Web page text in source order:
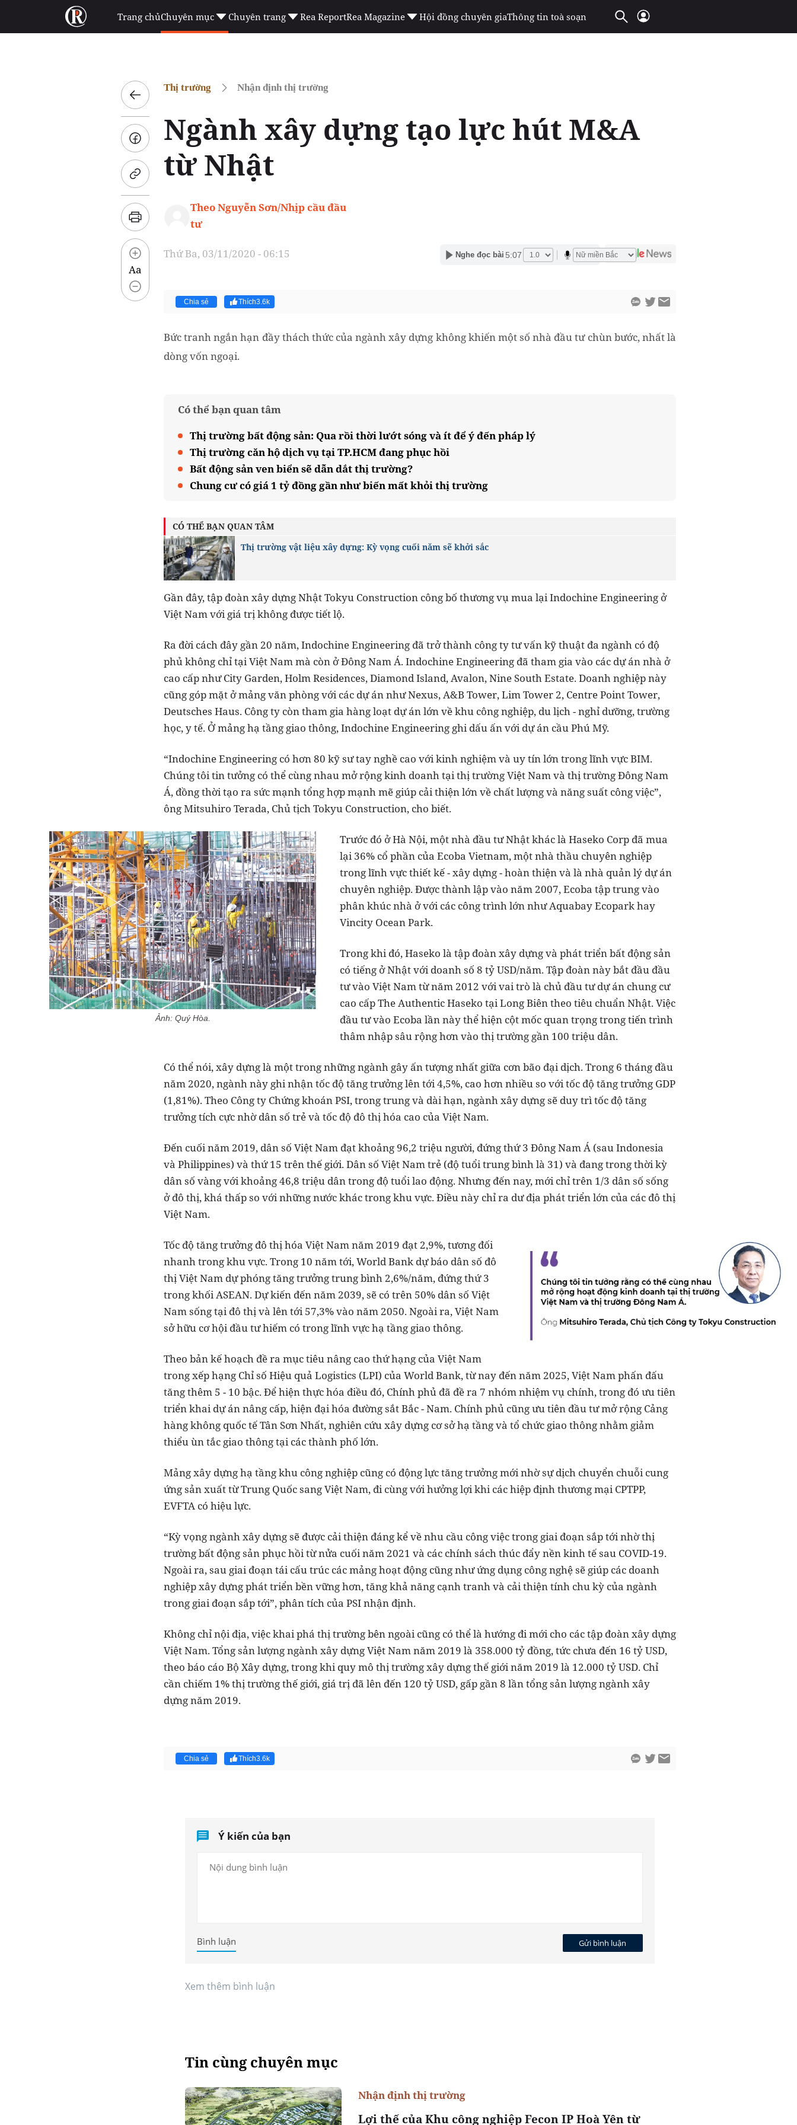
Trang chủChuyên mục Chuyên trang Rea ReportRea Magazine Hội đồng chuyên giaThông tin toà soạn
Aa
Thị trường Nhận định thị trường
Ngành xây dựng tạo lực hút M&A
từ Nhật
Theo Nguyễn Sơn/Nhịp cầu đầu
tư
Thứ Ba, 03/11/2020 - 06:15 Nghe đọc bài 5:07
Chia sẻ Thích3.6k
Bức tranh ngắn hạn đầy thách thức của ngành xây dựng không khiến một số nhà đầu tư chùn bước, nhất là
dòng vốn ngoại.
Có thể bạn quan tâm
Thị trường bất động sản: Qua rồi thời lướt sóng và ít để ý đến pháp lý
Thị trường căn hộ dịch vụ tại TP.HCM đang phục hồi
Bất động sản ven biển sẽ dẫn dắt thị trường?
Chung cư có giá 1 tỷ đồng gần như biến mất khỏi thị trường
CÓ THỂ BẠN QUAN TÂM
Thị trường vật liệu xây dựng: Kỳ vọng cuối năm sẽ khởi sắc
Gần đây, tập đoàn xây dựng Nhật Tokyu Construction công bố thương vụ mua lại Indochine Engineering ở
Việt Nam với giá trị không được tiết lộ.
Ra đời cách đây gần 20 năm, Indochine Engineering đã trở thành công ty tư vấn kỹ thuật đa ngành có độ
phủ không chỉ tại Việt Nam mà còn ở Đông Nam Á. Indochine Engineering đã tham gia vào các dự án nhà ở
cao cấp như City Garden, Holm Residences, Diamond Island, Avalon, Nine South Estate. Doanh nghiệp này
cũng góp mặt ở mảng văn phòng với các dự án như Nexus, A&B Tower, Lim Tower 2, Centre Point Tower,
Deutsches Haus. Công ty còn tham gia hàng loạt dự án lớn về khu công nghiệp, du lịch - nghỉ dưỡng, trường
học, y tế. Ở mảng hạ tầng giao thông, Indochine Engineering ghi dấu ấn với dự án cầu Phú Mỹ.
“Indochine Engineering có hơn 80 kỹ sư tay nghề cao với kinh nghiệm và uy tín lớn trong lĩnh vực BIM.
Chúng tôi tin tưởng có thể cùng nhau mở rộng kinh doanh tại thị trường Việt Nam và thị trường Đông Nam
Á, đồng thời tạo ra sức mạnh tổng hợp mạnh mẽ giúp cải thiện lớn về chất lượng và năng suất công việc”,
ông Mitsuhiro Terada, Chủ tịch Tokyu Construction, cho biết.
Ảnh: Quý Hòa.
Trước đó ở Hà Nội, một nhà đầu tư Nhật khác là Haseko Corp đã mua
lại 36% cổ phần của Ecoba Vietnam, một nhà thầu chuyên nghiệp
trong lĩnh vực thiết kế - xây dựng - hoàn thiện và là nhà quản lý dự án
chuyên nghiệp. Được thành lập vào năm 2007, Ecoba tập trung vào
phân khúc nhà ở với các công trình lớn như Aquabay Ecopark hay
Vincity Ocean Park.
Trong khi đó, Haseko là tập đoàn xây dựng và phát triển bất động sản
có tiếng ở Nhật với doanh số 8 tỷ USD/năm. Tập đoàn này bắt đầu đầu
tư vào Việt Nam từ năm 2012 với vai trò là chủ đầu tư dự án chung cư
cao cấp The Authentic Haseko tại Long Biên theo tiêu chuẩn Nhật. Việc
đầu tư vào Ecoba lần này thể hiện cột mốc quan trọng trong tiến trình
thâm nhập sâu rộng hơn vào thị trường gần 100 triệu dân.
Có thể nói, xây dựng là một trong những ngành gây ấn tượng nhất giữa cơn bão đại dịch. Trong 6 tháng đầu
năm 2020, ngành này ghi nhận tốc độ tăng trưởng lên tới 4,5%, cao hơn nhiều so với tốc độ tăng trưởng GDP
(1,81%). Theo Công ty Chứng khoán PSI, trong trung và dài hạn, ngành xây dựng sẽ duy trì tốc độ tăng
trưởng tích cực nhờ dân số trẻ và tốc độ đô thị hóa cao của Việt Nam.
Đến cuối năm 2019, dân số Việt Nam đạt khoảng 96,2 triệu người, đứng thứ 3 Đông Nam Á (sau Indonesia
và Philippines) và thứ 15 trên thế giới. Dân số Việt Nam trẻ (độ tuổi trung bình là 31) và đang trong thời kỳ
dân số vàng với khoảng 46,8 triệu dân trong độ tuổi lao động. Nhưng đến nay, mới chỉ trên 1/3 dân số sống
ở đô thị, khá thấp so với những nước khác trong khu vực. Điều này chỉ ra dư địa phát triển lớn của các đô thị
Việt Nam.
Tốc độ tăng trưởng đô thị hóa Việt Nam năm 2019 đạt 2,9%, tương đối
nhanh trong khu vực. Trong 10 năm tới, World Bank dự báo dân số đô
thị Việt Nam dự phóng tăng trưởng trung bình 2,6%/năm, đứng thứ 3
trong khối ASEAN. Dự kiến đến năm 2039, sẽ có trên 50% dân số Việt
Nam sống tại đô thị và lên tới 57,3% vào năm 2050. Ngoài ra, Việt Nam
sở hữu cơ hội đầu tư hiếm có trong lĩnh vực hạ tầng giao thông.
Theo bản kế hoạch đề ra mục tiêu nâng cao thứ hạng của Việt Nam
trong xếp hạng Chỉ số Hiệu quả Logistics (LPI) của World Bank, từ nay đến năm 2025, Việt Nam phấn đấu
tăng thêm 5 - 10 bậc. Để hiện thực hóa điều đó, Chính phủ đã đề ra 7 nhóm nhiệm vụ chính, trong đó ưu tiên
triển khai dự án nâng cấp, hiện đại hóa đường sắt Bắc - Nam. Chính phủ cũng ưu tiên đầu tư mở rộng Cảng
hàng không quốc tế Tân Sơn Nhất, nghiên cứu xây dựng cơ sở hạ tầng và tổ chức giao thông nhằm giảm
thiểu ùn tắc giao thông tại các thành phố lớn.
Mảng xây dựng hạ tầng khu công nghiệp cũng có động lực tăng trưởng mới nhờ sự dịch chuyển chuỗi cung
ứng sản xuất từ Trung Quốc sang Việt Nam, đi cùng với hưởng lợi khi các hiệp định thương mại CPTPP,
EVFTA có hiệu lực.
“Kỳ vọng ngành xây dựng sẽ được cải thiện đáng kể về nhu cầu công việc trong giai đoạn sắp tới nhờ thị
trường bất động sản phục hồi từ nửa cuối năm 2021 và các chính sách thúc đẩy nền kinh tế sau COVID-19.
Ngoài ra, sau giai đoạn tái cấu trúc các mảng hoạt động cũng như ứng dụng công nghệ sẽ giúp các doanh
nghiệp xây dựng phát triển bền vững hơn, tăng khả năng cạnh tranh và cải thiện tính chu kỳ của ngành
trong giai đoạn sắp tới”, phân tích của PSI nhận định.
Không chỉ nội địa, việc khai phá thị trường bên ngoài cũng có thể là hướng đi mới cho các tập đoàn xây dựng
Việt Nam. Tổng sản lượng ngành xây dựng Việt Nam năm 2019 là 358.000 tỷ đồng, tức chưa đến 16 tỷ USD,
theo báo cáo Bộ Xây dựng, trong khi quy mô thị trường xây dựng thế giới năm 2019 là 12.000 tỷ USD. Chỉ
cần chiếm 1% thị trường thế giới, giá trị đã lên đến 120 tỷ USD, gấp gần 8 lần tổng sản lượng ngành xây
dựng năm 2019.
Chia sẻ Thích3.6k
Ý kiến của bạn
Gửi bình luận
Bình luận
Xem thêm bình luận
Tin cùng chuyên mục
Lợi thế của Khu công nghiệp Fecon IP Hoà Yên từ
Nhận định thị trường